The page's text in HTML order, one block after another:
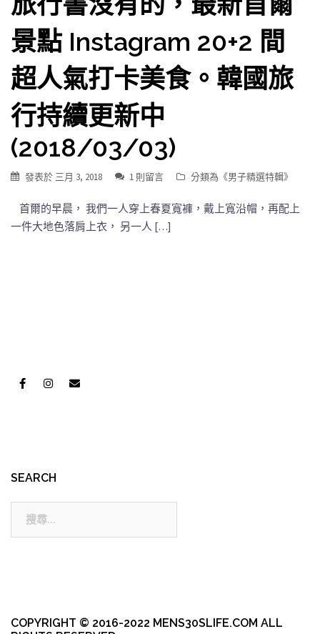
景點 Instagram 20+2 間
超人氣打卡美食。韓國旅
行持續更新中
(2018/03/03)
發表於 三月 3, 2018 1 則留言 分類為《男子精選特輯》
首爾的早晨， 我們一人穿上春夏寬褲，戴上寬沿帽，再配上
一件大地色落肩上衣， 另一人 […]
SEARCH
COPYRIGHT © 2016-2022 MENS30SLIFE.COM ALL